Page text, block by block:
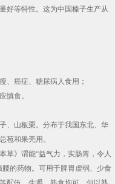
好等特性。这为中国榛子生产从
癌症、糖尿病人食用；
慎食。
山板栗。分布于我国东北、华
苞和果壳用。
》谓能“益气力，实肠胃，令人
的药物。可用于脾胃虚弱、少食